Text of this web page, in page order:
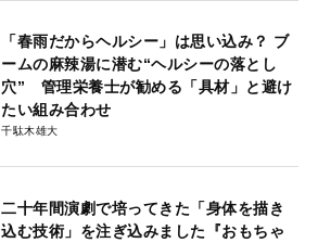
「春雨だからヘルシー」は思い込み？ ブ
ームの麻辣湯に潜む“ヘルシーの落とし
穴” 管理栄養士が勧める「具材」と避け
たい組み合わせ
千駄木雄大
二十年間演劇で培ってきた「身体を描き
込む技術」を注ぎ込みました『おもちゃ